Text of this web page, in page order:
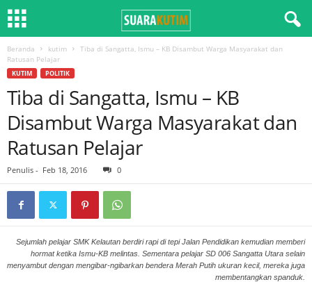
Beranda kutim
Tiba di Sangatta, Ismu – KB Disambut Warga Masyarakat dan
Ratusan Pelajar
KUTIM POLITIK
Tiba di Sangatta, Ismu – KB
Disambut Warga Masyarakat dan
Ratusan Pelajar
Penulis - Feb 18, 2016 0
Sejumlah pelajar SMK Kelautan berdiri rapi di tepi Jalan Pendidikan kemudian memberi
hormat ketika Ismu-KB melintas. Sementara pelajar SD 006 Sangatta Utara selain
menyambut dengan mengibar-ngibarkan bendera Merah Putih ukuran kecil, mereka juga
membentangkan spanduk.